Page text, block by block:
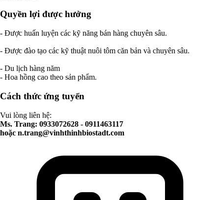
Quyền lợi được hưởng
- Được huấn luyện các kỹ năng bán hàng chuyên sâu.
- Được đào tạo các kỹ thuật nuôi tôm căn bản và chuyên sâu.
- Du lịch hàng năm
- Hoa hồng cao theo sản phẩm.
Cách thức ứng tuyển
Vui lòng liên hệ:
Ms. Trang: 0933072628 - 0911463117
hoặc n.trang@vinhthinhbiostadt.com